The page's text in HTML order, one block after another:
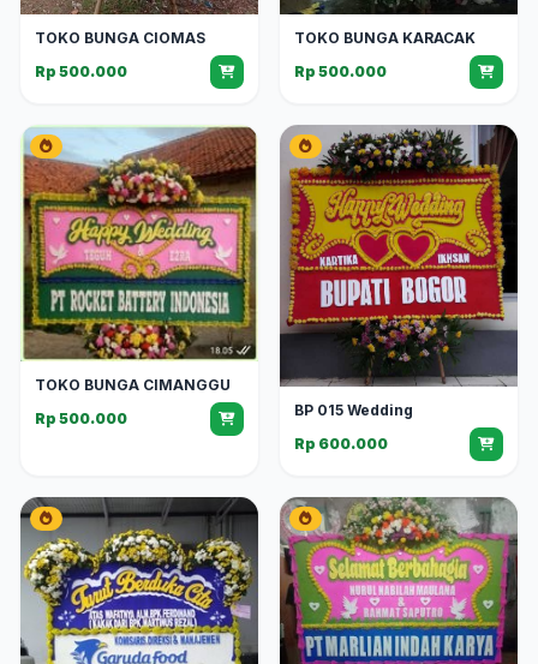
TOKO BUNGA CIOMAS
Rp 500.000
TOKO BUNGA KARACAK
Rp 500.000
TOKO BUNGA CIMANGGU
Rp 500.000
BP 015 Wedding
Rp 600.000